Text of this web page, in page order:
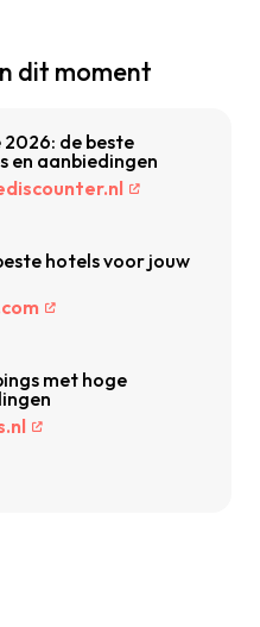
dit moment
de beste
en aanbiedingen
hotels voor jouw
met hoge